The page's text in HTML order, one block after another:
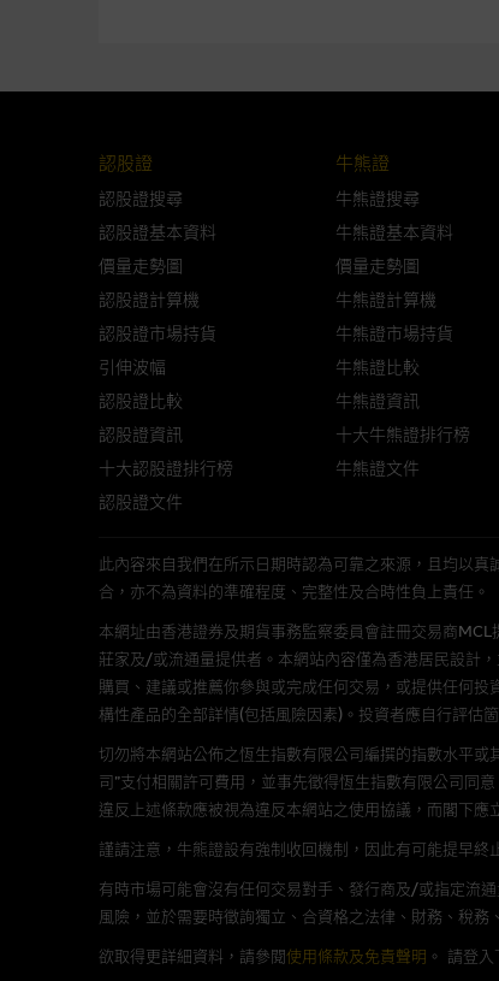
損失全部投資；而(ii)R類
網站連結
本網站或載有連接非由麥
議閣下自行向本網站述及
本網站雖連接第三者管理
經由本網站接觸到的
在法律容許的所有範圍內
不作任何聲明，也不提供
病毒或任何其他後果所導
就有關MBL每次發行之認
補充上市文件內。該等文
版權及商標
麥格理集團為本網站內容
編、上載、連結、組幀、
認股證
認股證搜尋
認股證基本資料
價量走勢圖
認股證計算機
認股證市場持貨
引伸波幅
認股證比較
認股證資訊
十大認股證排行榜
認股證文件
牛熊證
牛熊證搜尋
牛熊證基本資料
價量走勢圖
牛熊證計算機
牛熊證市場持貨
牛熊證比較
牛熊證資訊
十大牛熊證排行榜
牛熊證文件
此內容來自我們在所示日期時認為可靠之來源，且均以
合，亦不為資料的準確程度、完整性及合時性負上責任。
本網址由香港證券及期貨事務監察委員會註冊交易商
莊家及/或流通量提供者。本網站內容僅為香港居民設計
購買、建議或推薦你參與或完成任何交易，或提供任何
構性產品的全部詳情(包括風險因素)。投資者應自行評估
切勿將本網站公佈之恆生指數有限公司編撰的指數水平
司”支付相關許可費用，並事先徵得恆生指數有限公司同
違反上述條款應被視為違反本網站之使用協議，而閣下應
謹請注意，牛熊證設有強制收回機制，因此有可能提早
有時市場可能會沒有任何交易對手、發行商及/或指定流
風險，並於需要時徵詢獨立、合資格之法律、財務、稅
欲取得更詳細資料，請參閱使用條款及免責聲明 。 請登入